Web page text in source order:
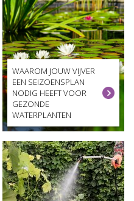
WAAROM JOUW VIJVER
EEN SEIZOENSPLAN
NODIG HEEFT VOOR
GEZONDE
WATERPLANTEN